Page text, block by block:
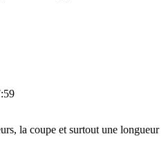
la coupe et surtout une longueur